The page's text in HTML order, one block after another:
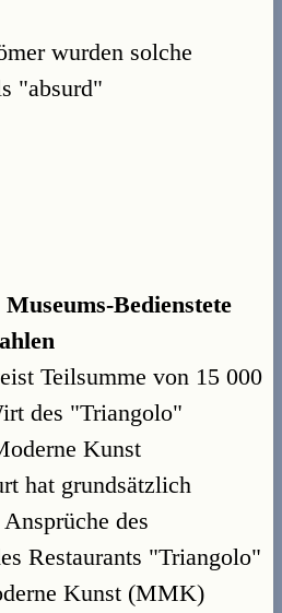
wurden solche
"absurd"
Bedienstete
Teilsumme von 15 000
des "Triangolo"
Kunst
hat grundsätzlich
des
Restaurants "Triangolo"
Kunst (MMK)